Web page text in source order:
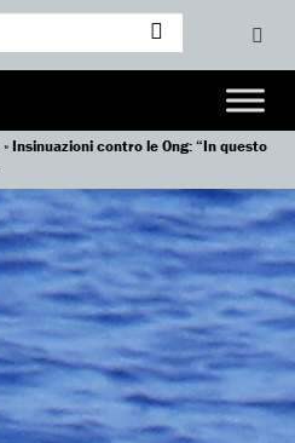
»Insinuazioni contro le Ong: “In questo